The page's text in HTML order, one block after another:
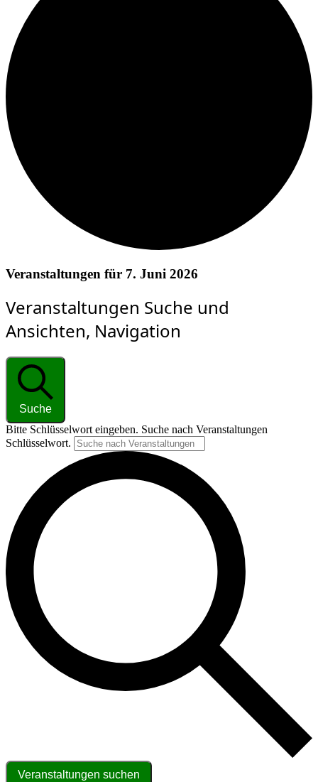
Veranstaltungen für 7. Juni 2026
Veranstaltungen Suche und
Ansichten, Navigation
Suche
Bitte Schlüsselwort eingeben. Suche nach Veranstaltungen
Schlüsselwort.
Veranstaltungen suchen